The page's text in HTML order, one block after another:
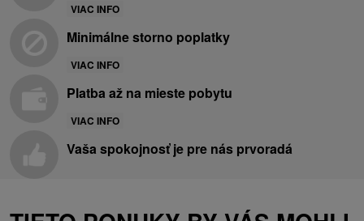
VIAC INFO
Minimálne storno poplatky
VIAC INFO
Platba až na mieste pobytu
VIAC INFO
Vaša spokojnosť je pre nás prvoradá